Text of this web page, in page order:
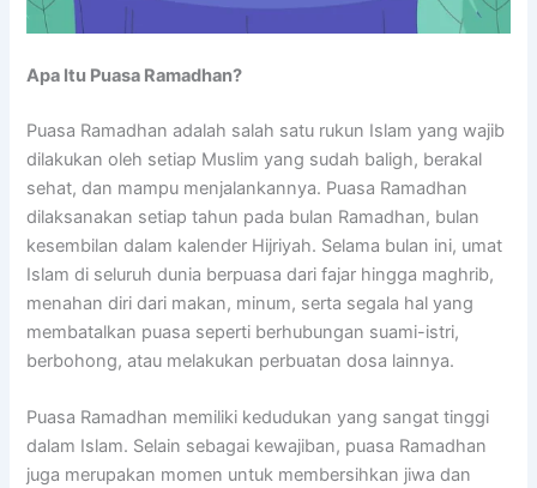
Apa Itu Puasa Ramadhan?
Puasa Ramadhan adalah salah satu rukun Islam yang wajib
dilakukan oleh setiap Muslim yang sudah baligh, berakal
sehat, dan mampu menjalankannya. Puasa Ramadhan
dilaksanakan setiap tahun pada bulan Ramadhan, bulan
kesembilan dalam kalender Hijriyah. Selama bulan ini, umat
Islam di seluruh dunia berpuasa dari fajar hingga maghrib,
menahan diri dari makan, minum, serta segala hal yang
membatalkan puasa seperti berhubungan suami-istri,
berbohong, atau melakukan perbuatan dosa lainnya.
Puasa Ramadhan memiliki kedudukan yang sangat tinggi
dalam Islam. Selain sebagai kewajiban, puasa Ramadhan
juga merupakan momen untuk membersihkan jiwa dan